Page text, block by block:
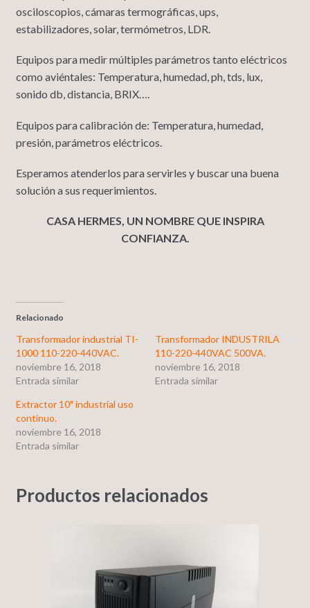
osciloscopios, cámaras termográficas, ups,
estabilizadores, solar, termómetros, LDR.
Equipos para medir múltiples parámetros tanto eléctricos
como aviéntales: Temperatura, humedad, ph, tds, lux,
sonido db, distancia, BRIX….
Equipos para calibración de: Temperatura, humedad,
presión, parámetros eléctricos.
Esperamos atenderlos para servirles y buscar una buena
solución a sus requerimientos.
CASA HERMES, UN NOMBRE QUE INSPIRA
CONFIANZA.
Relacionado
Transformador industrial TI-
1000 110-220-440VAC.
noviembre 16, 2018
Entrada similar
Transformador INDUSTRILA
110-220-440VAC 500VA.
noviembre 16, 2018
Entrada similar
Extractor 10″ industrial uso
continuo.
noviembre 16, 2018
Entrada similar
Productos relacionados